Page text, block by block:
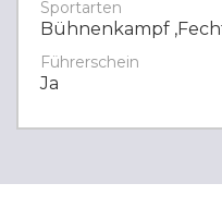
Sportarten
Bühnenkampf
Führerschein
Ja